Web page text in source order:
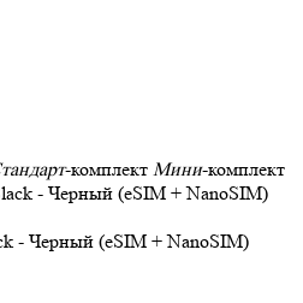
-комплект Мини-комплект
- Черный (eSIM + NanoSIM)